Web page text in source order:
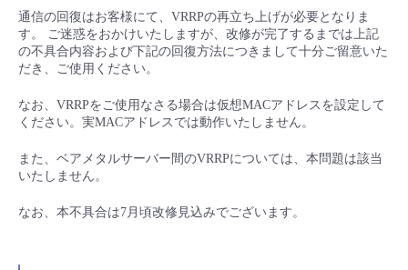
すべてのメニューを見る
- ユーザー機能の管理
- 登録情報の管理
- APIリファレンス
■ 基本構築ガイド
- リモートワーク
- ITインフラストラクチャー
通信の回復はお客様にて、VRRPの再立ち上げが必要となりま
す。 ご迷惑をおかけいたしますが、改修が完了するまでは上記
の不具合内容および下記の回復方法につきまして十分ご留意いた
だき、ご使用ください。
なお、VRRPをご使用なさる場合は仮想MACアドレスを設定して
ください。実MACアドレスでは動作いたしません。
また、ベアメタルサーバー間のVRRPについては、本問題は該当
いたしません。
なお、本不具合は7月頃改修見込みでございます。